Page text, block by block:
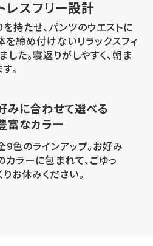
レスフリー設計
を持たせ、パンツのウエストに
を締め付けないリラックスフィ
た。寝返りがしやすく、朝ま
。
みに合わせて選べる
富なカラー
9色のラインアップ。お好み
カラーに包まれて、ごゆっ
りお休みください。